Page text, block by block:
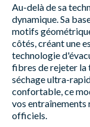
Au-delà de sa
dynamique. Sa
motifs
côtés, créant une
technologie
fibres de rejeter la
séchage ultra-
confortable, ce
vos entraînements
officiels.